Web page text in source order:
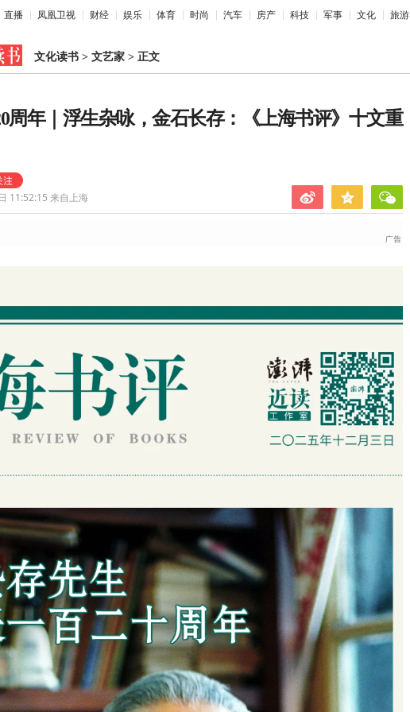
直播 凤凰卫视 财经 娱乐 体育 时尚 汽车 房产 科技 军事 文化 旅游
文化读书 > 文艺家 > 正文
周年｜浮生杂咏，金石长存：《上海书评》十文重
11:52:15 来自上海